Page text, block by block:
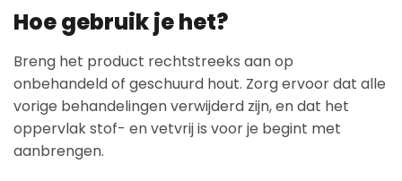
Hoe gebruik je het?
Breng het product rechtstreeks aan op
onbehandeld of geschuurd hout. Zorg ervoor dat alle
vorige behandelingen verwijderd zijn, en dat het
oppervlak stof- en vetvrij is voor je begint met
aanbrengen.